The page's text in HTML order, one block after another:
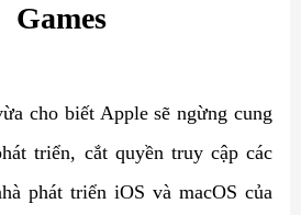
Games
cho biết Apple sẽ ngừng cung
triển, cắt quyền truy cập các
phát triển iOS và macOS của